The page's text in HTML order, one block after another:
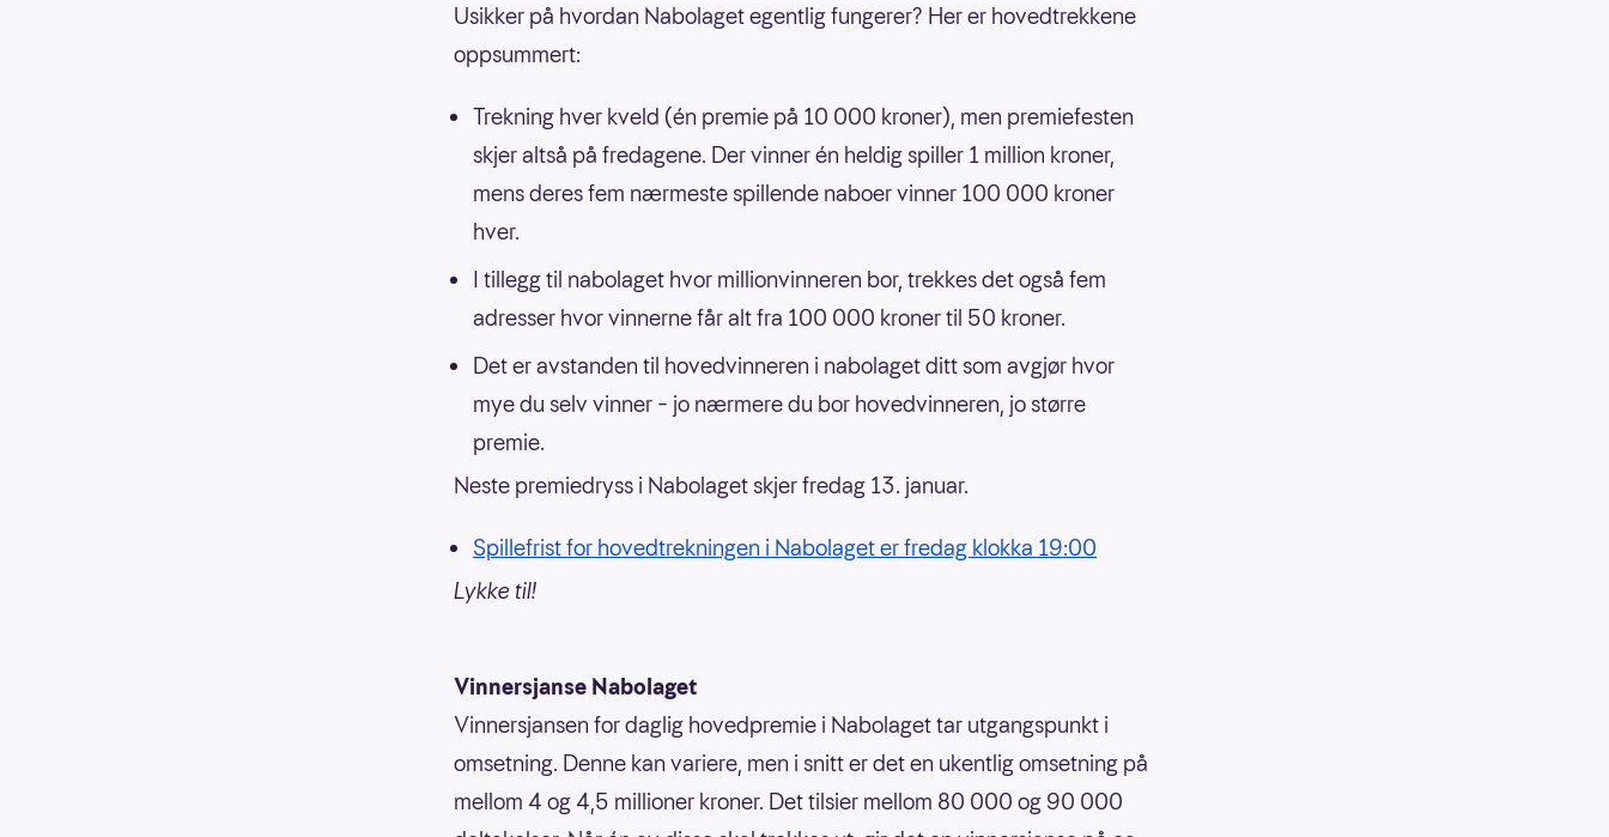
Usikker på hvordan Nabolaget egentlig fungerer? Her er hovedtrekkene
oppsummert:
Trekning hver kveld (én premie på 10 000 kroner), men premiefesten
skjer altså på fredagene. Der vinner én heldig spiller 1 million kroner,
mens deres fem nærmeste spillende naboer vinner 100 000 kroner
hver.
I tillegg til nabolaget hvor millionvinneren bor, trekkes det også fem
adresser hvor vinnerne får alt fra 100 000 kroner til 50 kroner.
Det er avstanden til hovedvinneren i nabolaget ditt som avgjør hvor
mye du selv vinner – jo nærmere du bor hovedvinneren, jo større
premie.
Neste premiedryss i Nabolaget skjer fredag 13. januar.
Spillefrist for hovedtrekningen i Nabolaget er fredag klokka 19:00
Lykke til!
Vinnersjanse Nabolaget
Vinnersjansen for daglig hovedpremie i Nabolaget tar utgangspunkt i
omsetning. Denne kan variere, men i snitt er det en ukentlig omsetning på
mellom 4 og 4,5 millioner kroner. Det tilsier mellom 80 000 og 90 000